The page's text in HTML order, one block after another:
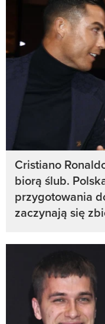
Cristiano
biorą ślub.
przygotowania
zaczynają się